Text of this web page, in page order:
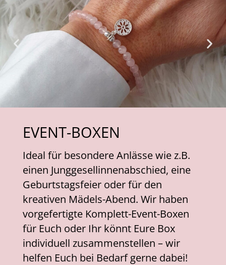
EVENT-BOXEN
Ideal für besondere Anlässe wie z.B.
einen Junggesellinnenabschied, eine
Geburtstagsfeier oder für den
kreativen Mädels-Abend. Wir haben
vorgefertigte Komplett-Event-Boxen
für Euch oder Ihr könnt Eure Box
individuell zusammenstellen – wir
helfen Euch bei Bedarf gerne dabei!